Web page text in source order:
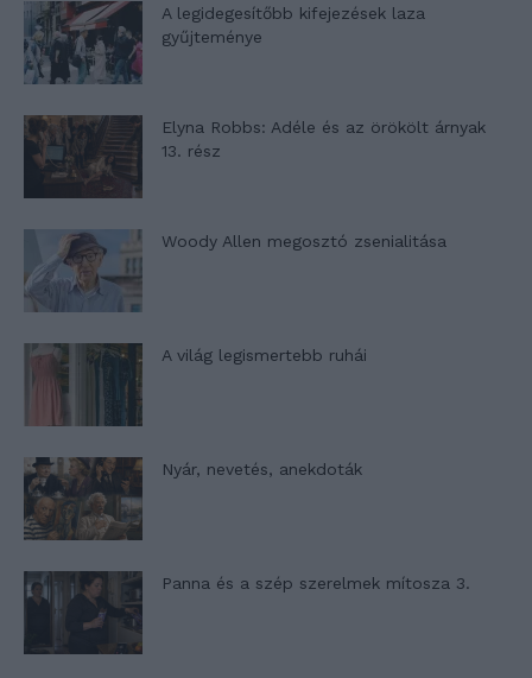
A legidegesítőbb kifejezések laza
gyűjteménye
Elyna Robbs: Adéle és az örökölt árnyak
13. rész
Woody Allen megosztó zsenialitása
A világ legismertebb ruhái
Nyár, nevetés, anekdoták
Panna és a szép szerelmek mítosza 3.